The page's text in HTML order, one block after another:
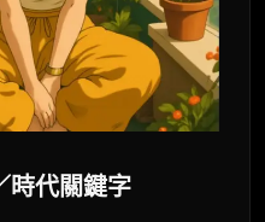
時代關鍵字